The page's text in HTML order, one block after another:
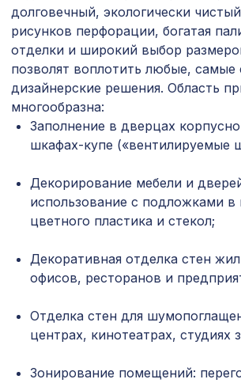
рамка 900х600мм,
ГОТИКА, дуб серый
Натуральные обои Cosca
"Прима Верде", 0,91 x 5,5 м
блистере
Перфорированная панель
28, 1200х600мм, ХДФ, клён
ВЕРОНИКА, 2790х1020мм,
8-28, 2790х1020мм, ХДФ,
долговечный, экологически
рисунков перфорации, богатая
отделки и широкий выбор
позволят воплотить любые, самые
дизайнерские решения. Область
многообразна:
Заполнение в дверцах
шкафах-купе («вентилируемые
Декорирование мебели и
использование с подложками в
цветного пластика и стекол;
Декоративная отделка стен
офисов, ресторанов и
Отделка стен для
центрах, кинотеатрах, студиях
Зонирование помещений: